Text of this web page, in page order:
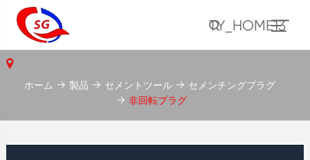
TY_HOME13
ホーム 製品 セメントツール
セメンチングプラグ
非回転プラグ